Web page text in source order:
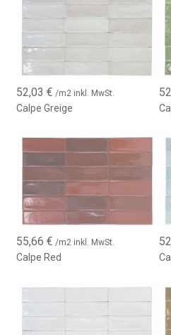
52,03€ /m2 inkl. MwSt.
Calpe Greige
55,66€ /m2 inkl. MwSt.
Calpe Red